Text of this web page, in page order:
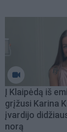
Į Klaipėdą iš
grįžusi Karina
įvardijo
norą